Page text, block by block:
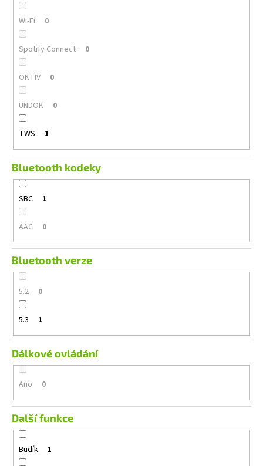
Wi-Fi 0
Spotify Connect 0
OKTIV 0
UNDOK 0
TWS 1
Bluetooth kodeky
SBC 1
AAC 0
Bluetooth verze
5.2 0
5.3 1
Dálkové ovládání
Ano 0
Další funkce
Budík 1